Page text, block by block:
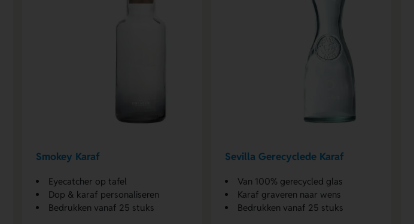
Smokey Karaf
Eyecatcher op tafel
Dop & karaf personaliseren
Bedrukken vanaf 25 stuks
Sevilla Gerecyclede Karaf
Van 100% gerecycled glas
Karaf graveren naar wens
Bedrukken vanaf 25 stuks